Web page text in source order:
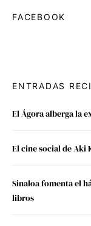
FACEBOOK
ENTRADAS
El Ágora alberga la
El cine social de Aki
Sinaloa fomenta el
libros